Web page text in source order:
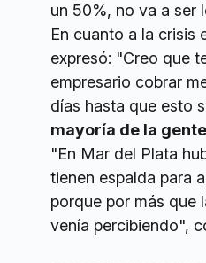
un 50%, no va a ser
En cuanto a la
expresó: "Creo que
empresario cobrar
días hasta que esto
mayoría de la gente
"En Mar del Plata
tienen espalda para
porque por más que
venía percibiendo",